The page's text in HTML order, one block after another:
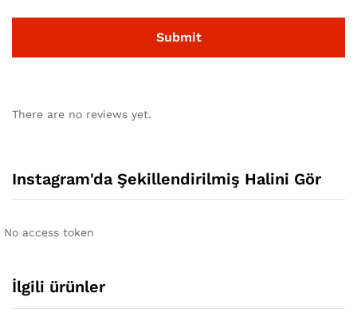
There are no reviews yet.
Instagram'da Şekillendirilmiş Halini Gör
No access token
İlgili ürünler